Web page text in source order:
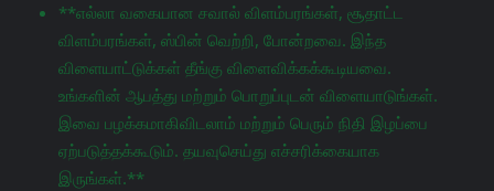
**எல்லா வகையான சவால் விளம்பரங்கள், சூதாட்ட
விளம்பரங்கள், ஸ்பின் வெற்றி, போன்றவை. இந்த
விளையாட்டுக்கள் தீங்கு விளைவிக்கக்கூடியவை.
உங்களின் ஆபத்து மற்றும் பொறுப்புடன் விளையாடுங்கள்.
இவை பழக்கமாகிவிடலாம் மற்றும் பெரும் நிதி இழப்பை
ஏற்படுத்தக்கூடும். தயவுசெய்து எச்சரிக்கையாக
இருங்கள்.**